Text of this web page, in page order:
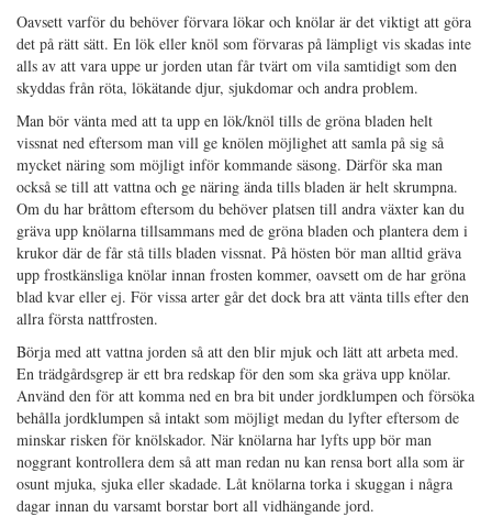
Oavsett varför du behöver förvara lökar och knölar är det viktigt att göra
det på rätt sätt. En lök eller knöl som förvaras på lämpligt vis skadas inte
alls av att vara uppe ur jorden utan får tvärt om vila samtidigt som den
skyddas från röta, lökätande djur, sjukdomar och andra problem.
Man bör vänta med att ta upp en lök/knöl tills de gröna bladen helt
vissnat ned eftersom man vill ge knölen möjlighet att samla på sig så
mycket näring som möjligt inför kommande säsong. Därför ska man
också se till att vattna och ge näring ända tills bladen är helt skrumpna.
Om du har bråttom eftersom du behöver platsen till andra växter kan du
gräva upp knölarna tillsammans med de gröna bladen och plantera dem i
krukor där de får stå tills bladen vissnat. På hösten bör man alltid gräva
upp frostkänsliga knölar innan frosten kommer, oavsett om de har gröna
blad kvar eller ej. För vissa arter går det dock bra att vänta tills efter den
allra första nattfrosten.
Börja med att vattna jorden så att den blir mjuk och lätt att arbeta med.
En trädgårdsgrep är ett bra redskap för den som ska gräva upp knölar.
Använd den för att komma ned en bra bit under jordklumpen och försöka
behålla jordklumpen så intakt som möjligt medan du lyfter eftersom de
minskar risken för knölskador. När knölarna har lyfts upp bör man
noggrant kontrollera dem så att man redan nu kan rensa bort alla som är
osunt mjuka, sjuka eller skadade. Låt knölarna torka i skuggan i några
dagar innan du varsamt borstar bort all vidhängande jord.